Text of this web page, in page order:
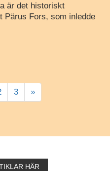
är det historiskt
Pärus Fors, som inledde
3 »
HÄR